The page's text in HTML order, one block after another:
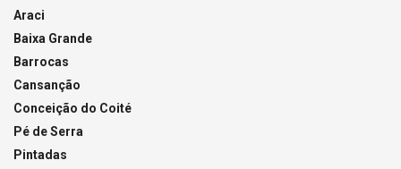
Araci
Baixa Grande
Barrocas
Cansanção
Conceição do Coité
Pé de Serra
Pintadas